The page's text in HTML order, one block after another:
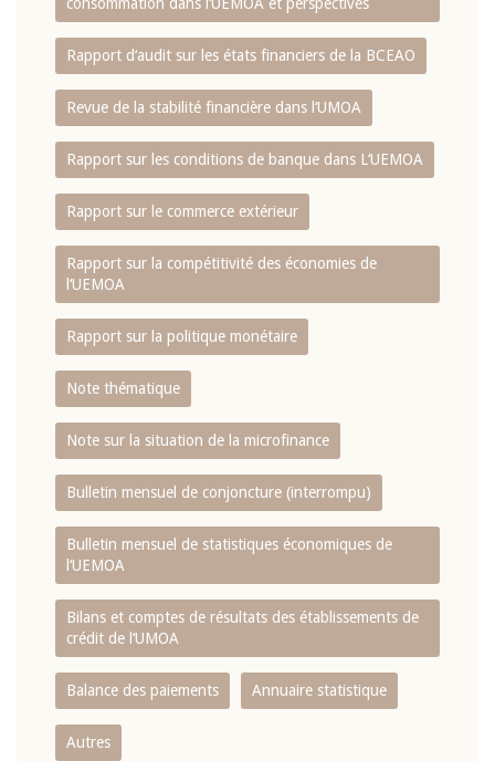
Rapport d‘audit sur les états financiers de la BCEAO
Revue de la stabilité financière dans l‘UMOA
Rapport sur les conditions de banque dans L‘UEMOA
Rapport sur le commerce extérieur
Rapport sur la compétitivité des économies de
l‘UEMOA
Rapport sur la politique monétaire
Note thématique
Note sur la situation de la microfinance
Bulletin mensuel de conjoncture (interrompu)
Bulletin mensuel de statistiques économiques de
l‘UEMOA
Bilans et comptes de résultats des établissements de
crédit de l‘UMOA
Balance des paiements Annuaire statistique
Autres